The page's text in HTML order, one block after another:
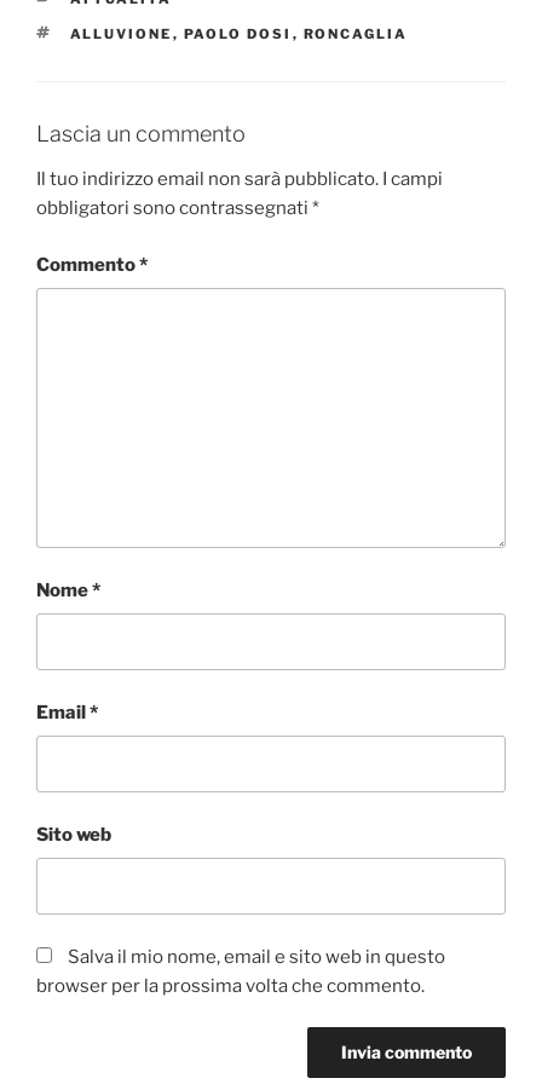
TAG
ALLUVIONE , PAOLO DOSI , RONCAGLIA
Lascia un commento
Il tuo indirizzo email non sarà pubblicato. I campi
obbligatori sono contrassegnati *
Commento*
Nome*
Email*
Sito web
Salva il mio nome, email e sito web in questo
browser per la prossima volta che commento.